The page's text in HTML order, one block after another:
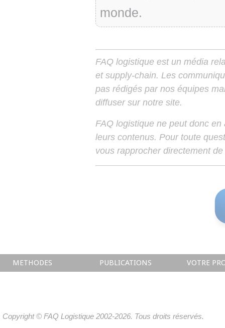
monde.
FAQ logistique est un média
et supply-chain. Les
pas rédigés par nos équipes
diffuser sur notre site.
FAQ logistique ne peut donc
leurs contenus. Pour toute
vous rapprocher directement
METHODES PUBLICATIONS VOTRE
Copyright © FAQ Logistique 2002-2026. Tous droits réservés.